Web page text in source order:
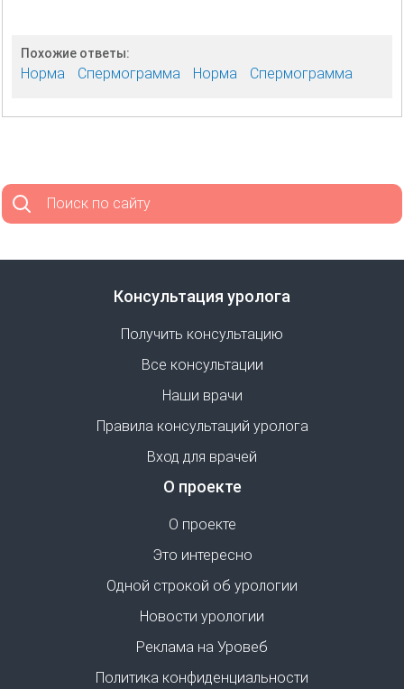
Похожие ответы:
Норма Спермограмма Норма Спермограмма
Поиск по сайту
Консультация уролога
Получить консультацию
Все консультации
Наши врачи
Правила консультаций уролога
Вход для врачей
О проекте
О проекте
Это интересно
Одной строкой об урологии
Новости урологии
Реклама на Уровеб
Политика конфиденциальности